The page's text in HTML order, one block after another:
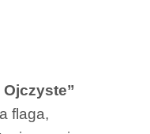
Ojczyste”
flaga,